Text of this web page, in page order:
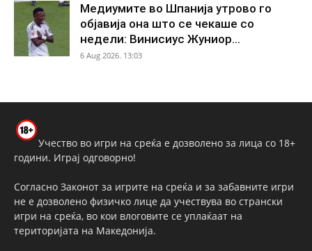
Медиумите во Шпанија утрово го
објавија она што се чекаше со
недели: Винисиус Жуниор...
6 Aug 2026. 13:03
Учество во игри на среќа е дозволено за лица со 18+
години. Играј одговорно!
Согласно Законот за игрите на среќа и за забавните игри
не е дозволено физичко лице да учествува во странски
игри на среќа, во кои влоговите се уплаќаат на
територијата на Македонија.